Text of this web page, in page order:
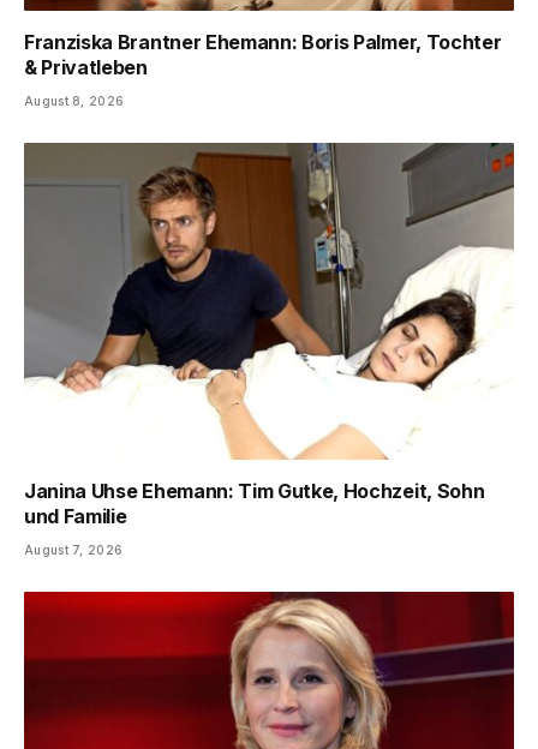
Franziska Brantner Ehemann: Boris Palmer, Tochter
& Privatleben
August 8, 2026
Janina Uhse Ehemann: Tim Gutke, Hochzeit, Sohn
und Familie
August 7, 2026